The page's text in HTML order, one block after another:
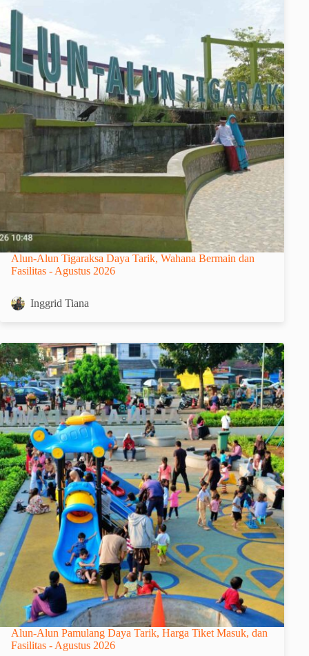
Alun-Alun Tigaraksa Daya Tarik, Wahana Bermain dan
Fasilitas - Agustus 2026
Inggrid Tiana
Alun-Alun Pamulang Daya Tarik, Harga Tiket Masuk, dan
Fasilitas - Agustus 2026